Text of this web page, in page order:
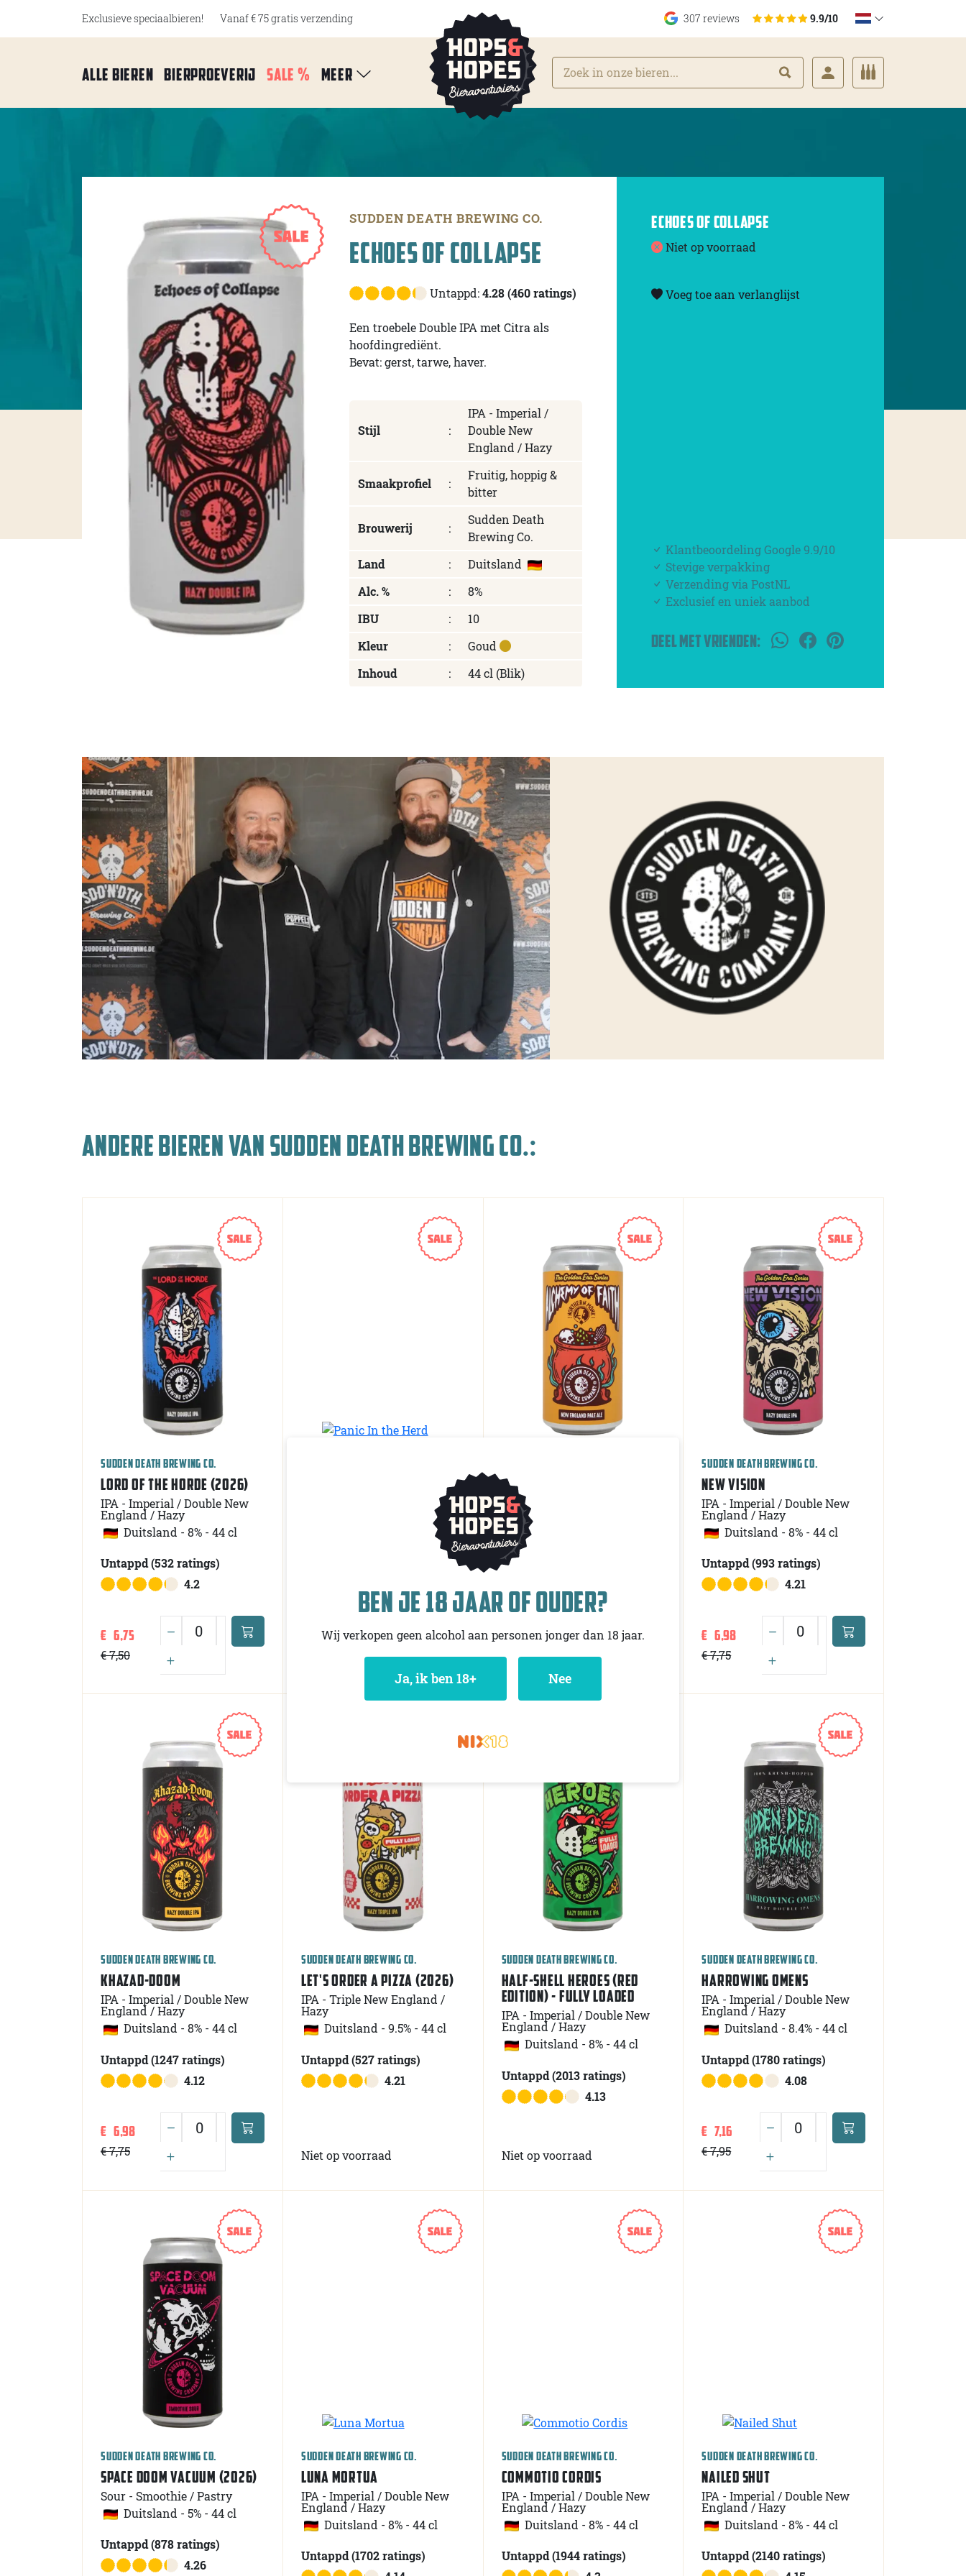
Exclusieve speciaalbieren! Vanaf € 75 gratis verzending 307 reviews 9.9/10
Alle bieren Bierproeverij Sale % Meer
SUDDEN DEATH BREWING CO.
ECHOES OF COLLAPSE
Untappd:4.28 (460 ratings)
Een troebele Double IPA met Citra als
hoofdingrediënt.
Bevat: gerst, tarwe, haver.
Stijl :
IPA - Imperial /
Double New
England / Hazy
Smaakprofiel :
Fruitig, hoppig &
bitter
Brouwerij :
Sudden Death
Brewing Co.
Land
:
Duitsland
Alc. %
:
8%
IBU
:
10
Kleur
:
Goud
Inhoud
: 44 cl (Blik)
ECHOES OF COLLAPSE
Niet op voorraad
Voeg toe aan verlanglijst
Klantbeoordeling Google 9.9/10
Stevige verpakking
Verzending via PostNL
Exclusief en uniek aanbod
DEEL MET VRIENDEN:
ANDERE BIEREN VAN SUDDEN DEATH BREWING CO.:
SUDDEN DEATH BREWING CO.
LORD OF THE HORDE (2026)
IPA - Imperial / Double New
England / Hazy
Duitsland - 8% - 44 cl
Untappd(532ratings)
4.2
€ 6,75
€ 7,50
IPA - Imperial / Double New
8% - 44 cl
€ 6,98
ALCHEMY OF FAITH
Pale Ale - New England /
Hazy
Duitsland
Untappd
Niet op voorraad
SUDDEN DEATH BREWING CO.
NEW VISION
IPA - Imperial / Double New
England / Hazy
Duitsland -8% - 44 cl
Untappd(993 ratings)
4.21
€ 6,98
€ 7,75
SUDDEN DEATH BREWING CO.
KHAZAD-DOOM
IPA - Imperial / Double New
England / Hazy
Duitsland - 8% - 44 cl
Untappd(1247ratings)
4.12
€ 6,98
€ 7,75
SUDDEN DEATH BREWING CO.
LET'S ORDER A PIZZA (2026)
IPA - Triple New England /
Hazy
Duitsland - 9.5% - 44 cl
Untappd(527 ratings)
4.21
Niet op voorraad
SUDDEN DEATH BREWING CO.
HALF-SHELL HEROES (RED
EDITION) - FULLY LOADED
IPA - Imperial / Double New
England / Hazy
Duitsland - 8% - 44 cl
Untappd(2013 ratings)
4.13
Niet op voorraad
SUDDEN DEATH BREWING CO.
HARROWING OMENS
IPA - Imperial / Double New
England / Hazy
Duitsland -8.4% - 44 cl
Untappd(1780 ratings)
4.08
€ 7,16
€ 7,95
SUDDEN DEATH BREWING CO.
SPACE DOOM VACUUM (2026)
Sour - Smoothie / Pastry
Duitsland - 5% - 44 cl
Untappd(878ratings)
4.26
SUDDEN DEATH BREWING CO.
LUNA MORTUA
IPA - Imperial / Double New
England / Hazy
Duitsland - 8% - 44 cl
Untappd(1702 ratings)
SUDDEN DEATH BREWING CO.
COMMOTIO CORDIS
IPA - Imperial / Double New
England / Hazy
Duitsland - 8% - 44 cl
Untappd(1944 ratings)
SUDDEN DEATH BREWING CO.
NAILED SHUT
IPA - Imperial / Double New
England / Hazy
Duitsland -8% - 44 cl
Untappd(2140 ratings)
BEN JE 18 JAAR OF OUDER?
Wij verkopen geen alcohol aan personen jonger dan 18 jaar.
Ja, ik ben 18+ Nee